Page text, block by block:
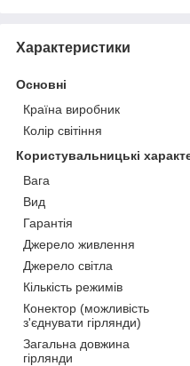
Характеристики
Основні
Країна виробник
Колір світіння
Користувальницькі
Вага
Вид
Гарантія
Джерело живлення
Джерело світла
Кількість режимів
Конектор (можливість
з'єднувати гірлянди)
Загальна довжина
гірлянди